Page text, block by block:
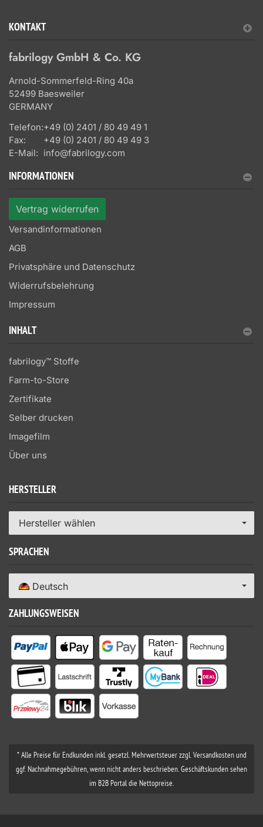
KONTAKT
fabrilogy GmbH & Co. KG
Arnold-Sommerfeld-Ring 40a
52499 Baesweiler
GERMANY
Telefon:+49 (0) 2401 / 80 49 49 1
Fax:
+49 (0) 2401 / 80 49 49 3
E-Mail: info@fabrilogy.com
INFORMATIONEN
Vertrag widerrufen
Versandinformationen
AGB
Privatsphäre und Datenschutz
Widerrufsbelehrung
Impressum
INHALT
fabrilogy™ Stoffe
Farm-to-Store
Zertifikate
Selber drucken
Imagefilm
Über uns
HERSTELLER
Hersteller wählen
SPRACHEN
Deutsch
ZAHLUNGSWEISEN
* Alle Preise für Endkunden inkl. gesetzl. Mehrwertsteuer zzgl. Versandkosten und
ggf. Nachnahmegebühren, wenn nicht anders beschrieben. Geschäftskunden sehen
im B2B Portal die Nettopreise.